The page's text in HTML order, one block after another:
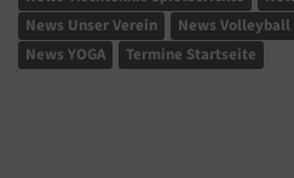
News Unser Verein
News Volleyball
News YOGA
Termine Startseite